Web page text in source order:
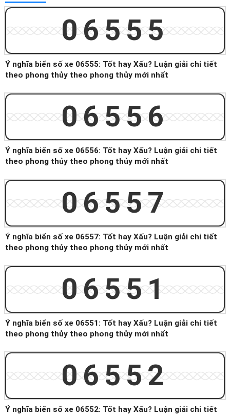
06555
Ý nghĩa biển số xe 06555: Tốt hay Xấu? Luận giải chi tiết
theo phong thủy theo phong thủy mới nhất
06556
Ý nghĩa biển số xe 06556: Tốt hay Xấu? Luận giải chi tiết
theo phong thủy theo phong thủy mới nhất
06557
Ý nghĩa biển số xe 06557: Tốt hay Xấu? Luận giải chi tiết
theo phong thủy theo phong thủy mới nhất
06551
Ý nghĩa biển số xe 06551: Tốt hay Xấu? Luận giải chi tiết
theo phong thủy theo phong thủy mới nhất
06552
Ý nghĩa biển số xe 06552: Tốt hay Xấu? Luận giải chi tiết